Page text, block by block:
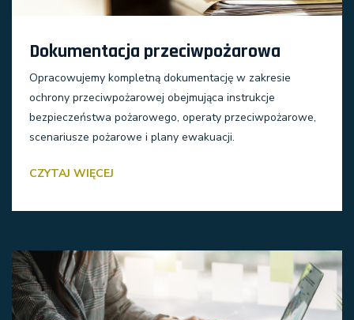
Dokumentacja przeciwpożarowa
Opracowujemy kompletną dokumentację w zakresie
ochrony przeciwpożarowej obejmująca instrukcje
bezpieczeństwa pożarowego, operaty przeciwpożarowe,
scenariusze pożarowe i plany ewakuacji.
CZYTAJ WIĘCEJ